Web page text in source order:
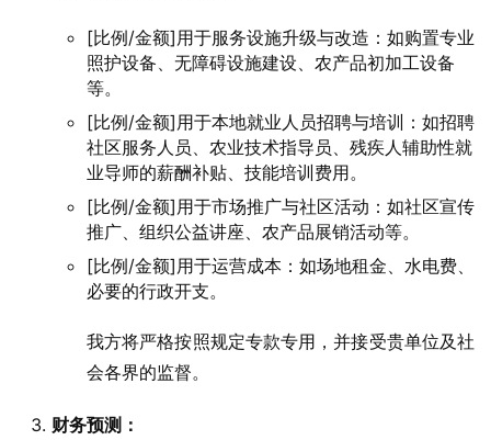
[比例/金额]用于服务设施升级与改造：如购置专业
照护设备、无障碍设施建设、农产品初加工设备
等。
[比例/金额]用于本地就业人员招聘与培训：如招聘
社区服务人员、农业技术指导员、残疾人辅助性就
业导师的薪酬补贴、技能培训费用。
[比例/金额]用于市场推广与社区活动：如社区宣传
推广、组织公益讲座、农产品展销活动等。
[比例/金额]用于运营成本：如场地租金、水电费、
必要的行政开支。
我方将严格按照规定专款专用，并接受贵单位及社
会各界的监督。
财务预测：